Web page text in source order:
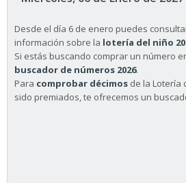
Desde el día 6 de enero puedes
información sobre la lotería del niño
Si estás buscando comprar un número
buscador de números 2026.
Para comprobar décimos de la Lotería
sido premiados, te ofrecemos un